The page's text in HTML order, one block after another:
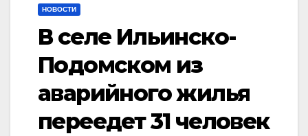
НОВОСТИ
В селе Ильинско-
Подомском из
аварийного жилья
переедет 31 человек